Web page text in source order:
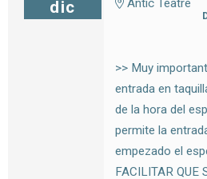
dic Antic Teatre
>> Muy
entrada en
de la hora del
permite la
empezado el
FACILITAR QUE